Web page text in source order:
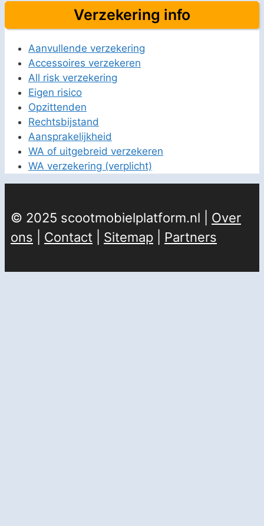
Verzekering info
Aanvullende verzekering
Accessoires verzekeren
All risk verzekering
Eigen risico
Opzittenden
Rechtsbijstand
Aansprakelijkheid
WA of uitgebreid verzekeren
WA verzekering (verplicht)
© 2025 scootmobielplatform.nl | Over
ons
Contact Sitemap Partners